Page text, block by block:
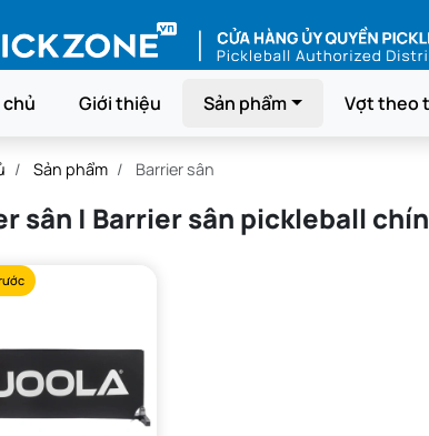
chủ Giới thiệu Sản phẩm Vợt theo
Sản phẩm Barrier sân
sân | Barrier sân pickleball